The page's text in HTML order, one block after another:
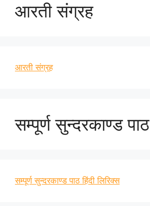
आरती संग्रह
आरती संग्रह
सम्पूर्ण सुन्दरकाण्ड पाठ
सम्पूर्ण सुन्दरकाण्ड पाठ हिंदी लिरिक्स